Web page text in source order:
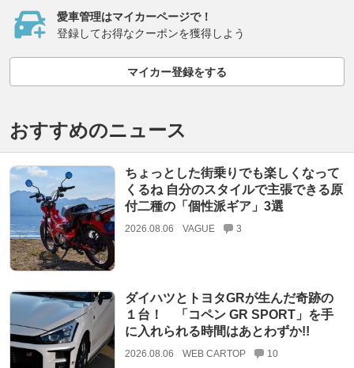
愛車管理はマイカーページで！
登録してお得なクーポンを獲得しよう
マイカー登録をする
おすすめのニュース
ちょっとした街乗りでも楽しくなって
くるね 自分のスタイルで主張できる原
付二種の「個性派ギア」3選
2026.08.06 VAGUE 3
ダイハツとトヨタGRが生んだ奇跡の
１台！ 「コペン GR SPORT」を手
に入れられる時間はあとわずか!!
2026.08.06 WEB CARTOP 10